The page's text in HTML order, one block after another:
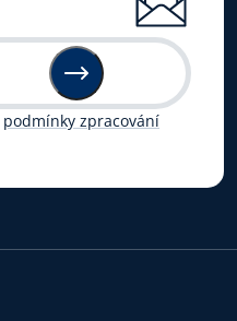
podmínky zpracování